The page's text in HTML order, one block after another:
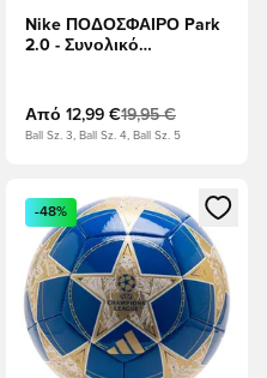
Nike ΠΟΔΟΣΦΑΙΡΟ Park
2.0 - Συνολικό
Από 12,99 €19,95 €
Ball Sz. 3, Ball Sz. 4, Ball Sz. 5
ή να εγγραφείτε ως
Ανοίγει ένα Modal για να
-48%